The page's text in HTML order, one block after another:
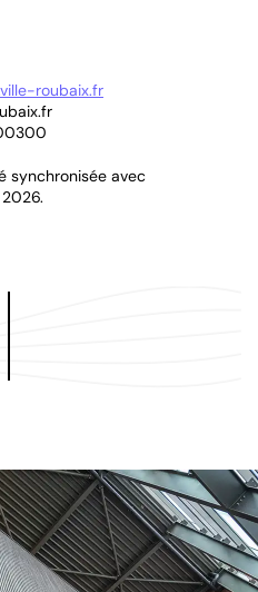
roubaix.fr
synchronisée avec